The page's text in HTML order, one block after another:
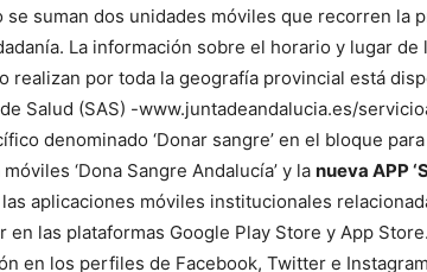
suman dos unidades móviles que recorren la
La información sobre el horario y lugar
realizan por toda la geografía provincial está
Salud (SAS) -www.juntadeandalucia.es/
denominado ‘Donar sangre’ en el bloque
‘Dona Sangre Andalucía’ y la nueva APP
aplicaciones móviles institucionales
en las plataformas Google Play Store y App
en los perfiles de Facebook, Twitter e